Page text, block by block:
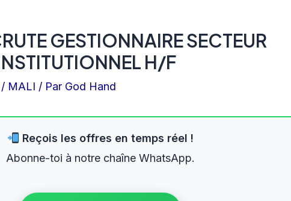
GESTIONNAIRE SECTEUR
H/F
/ MALI / Par God Hand
Reçois les offres en temps réel !
Abonne-toi à notre chaîne WhatsApp.